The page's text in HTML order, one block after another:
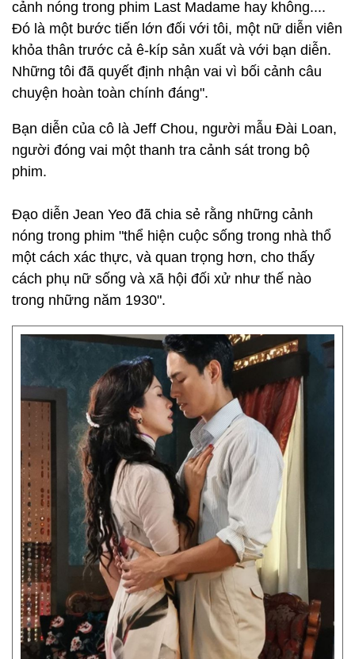
cảnh nóng trong phim Last Madame hay không....
Đó là một bước tiến lớn đối với tôi, một nữ diễn viên
khỏa thân trước cả ê-kíp sản xuất và với bạn diễn.
Những tôi đã quyết định nhận vai vì bối cảnh câu
chuyện hoàn toàn chính đáng".
Bạn diễn của cô là Jeff Chou, người mẫu Đài Loan,
người đóng vai một thanh tra cảnh sát trong bộ
phim.
Đạo diễn Jean Yeo đã chia sẻ rằng những cảnh
nóng trong phim "thể hiện cuộc sống trong nhà thổ
một cách xác thực, và quan trọng hơn, cho thấy
cách phụ nữ sống và xã hội đối xử như thế nào
trong những năm 1930".